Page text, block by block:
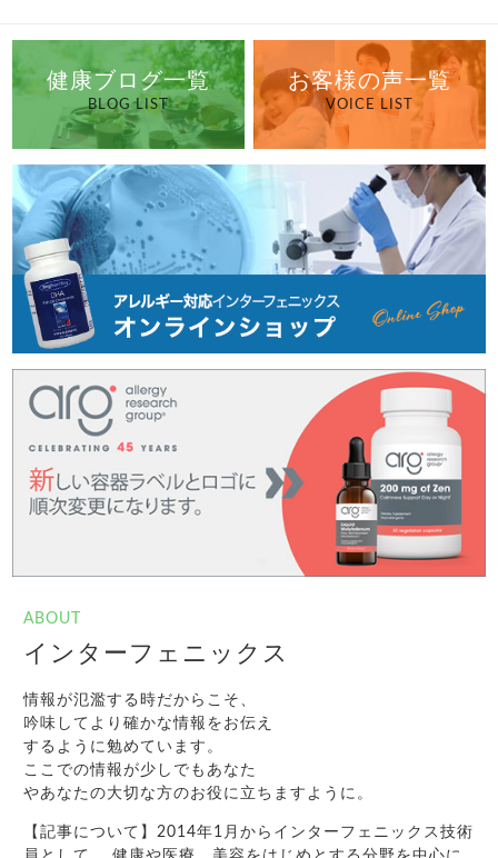
健康ブログ一覧
BLOG LIST
お客様の声一覧
VOICE LIST
ABOUT
インターフェニックス
情報が氾濫する時だからこそ、
吟味してより確かな情報をお伝え
するように勉めています。
ここでの情報が少しでもあなた
やあなたの大切な方のお役に立ちますように。
【記事について】2014年1月からインターフェニックス技術